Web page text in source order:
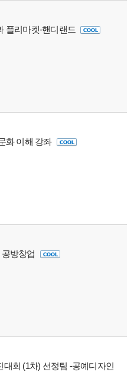
플리마켓-핸디랜드
화 이해 강좌
방창업
회 (1차) 선정팀 -공예디자인